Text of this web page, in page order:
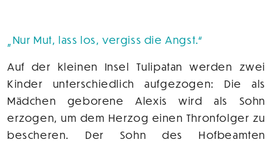
Nur Mut, lass los, vergiss die Angst.
Auf der kleinen Insel Tulipatan werden zwei
Kinder unterschiedlich aufgezogen: Die als
Mädchen geborene Alexis wird als Sohn
erzogen, um dem Herzog einen Thronfolger zu
bescheren. Der Sohn des Hofbeamten